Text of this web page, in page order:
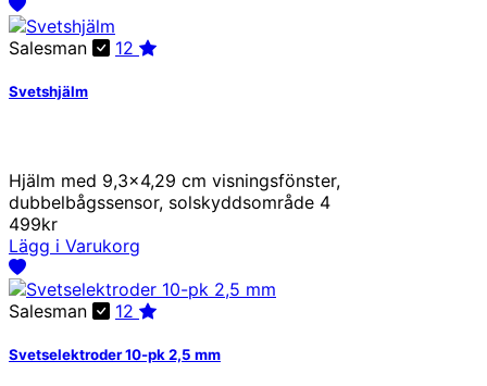
Salesman 12
Svetshjälm
Hjälm med 9,3x4,29 cm visningsfönster,
dubbelbågssensor, solskyddsområde 4
499kr
Lägg i Varukorg
Salesman 12
Svetselektroder 10-pk 2,5 mm